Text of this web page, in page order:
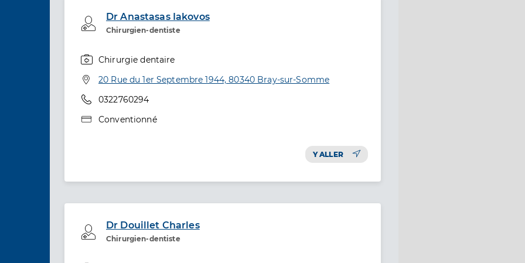
Dr Anastasas Iakovos
Chirurgien-dentiste
Professionel de santé
Chirurgie dentaire
Adresse
20 Rue du 1er Septembre 1944, 80340 Bray-sur-Somme
Téléphone
0322760294
Type de convention
Conventionné
Y ALLER
Dr Douillet Charles
Chirurgien-dentiste
Professionel de santé